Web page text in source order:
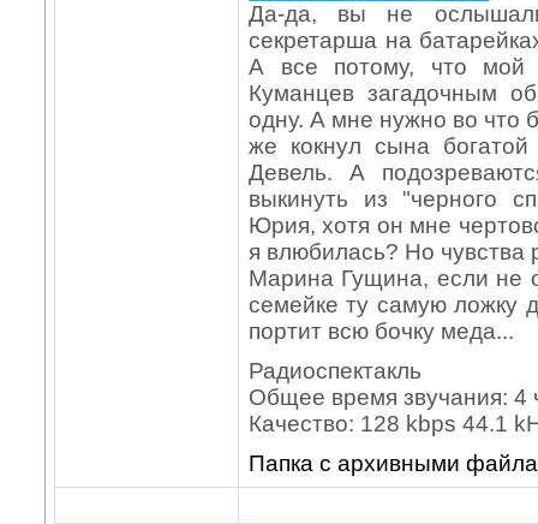
Да-да, вы не
секретарша на
А все потому, что
Куманцев загадочным
одну. А мне нужно во что
же кокнул сына
Девель. А
выкинуть из "черного
Юрия, хотя он мне
я влюбилась? Но чувства
Марина Гущина, если не
семейке ту самую ложку
портит всю бочку меда...
Радиоспектакль
Общее время звучания: 4
Качество: 128 kbps 44.1
Папка с архивными